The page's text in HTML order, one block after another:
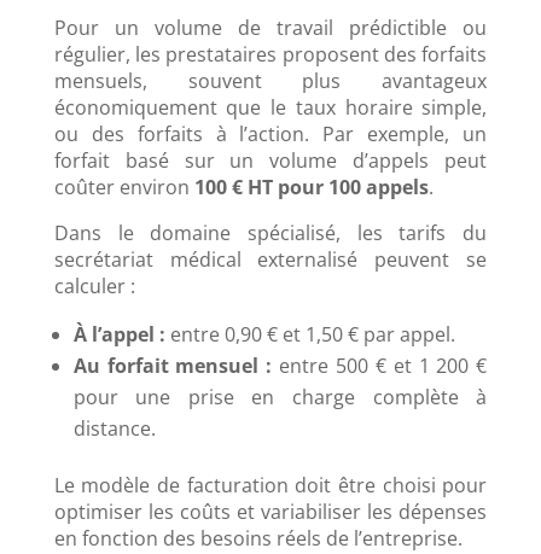
Pour un volume de travail prédictible ou
régulier, les prestataires proposent des forfaits
mensuels, souvent plus avantageux
économiquement que le taux horaire simple,
ou des forfaits à l’action. Par exemple, un
forfait basé sur un volume d’appels peut
coûter environ 100 € HT pour 100 appels.
Dans le domaine spécialisé, les tarifs du
secrétariat médical externalisé peuvent se
calculer :
À l’appel : entre 0,90 € et 1,50 € par appel.
Au forfait mensuel : entre 500 € et 1 200 €
pour une prise en charge complète à
distance.
Le modèle de facturation doit être choisi pour
optimiser les coûts et variabiliser les dépenses
en fonction des besoins réels de l’entreprise.